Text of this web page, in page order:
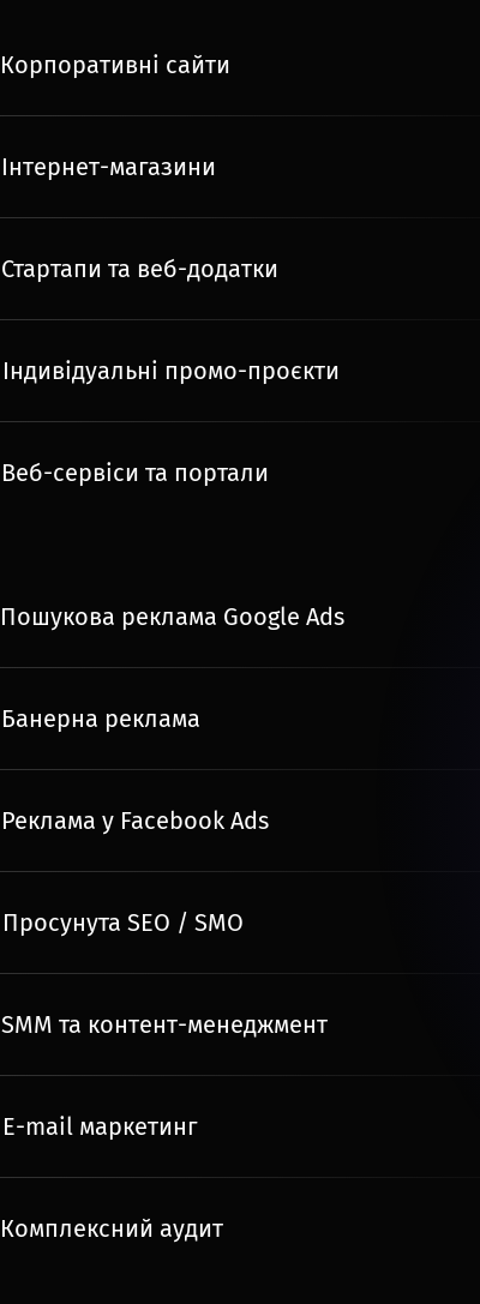
Корпоративні сайти
Інтернет-магазини
Стартапи та веб-додатки
Індивідуальні промо-проєкти
Веб-сервіси та портали
Пошукова реклама Google Ads
Банерна реклама
Реклама у Facebook Ads
Просунута SEO / SMO
SMM та контент-менеджмент
E-mail маркетинг
Комплексний аудит